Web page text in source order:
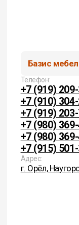
ИП Цыганков И.В.
ИНН 575200374995
Политика
Согласие на обработку
(c) 2026 Базис. Любое
сайта без разрешения
на сайте не является